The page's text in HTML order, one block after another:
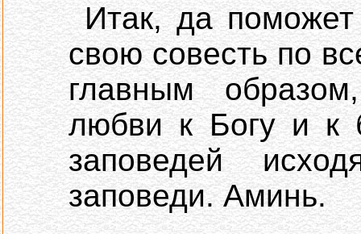
Итак, да
свою совесть по
главным
любви к Богу и к
заповедей
заповеди. Аминь.